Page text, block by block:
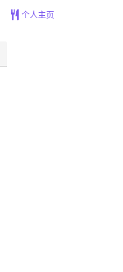
个人主页